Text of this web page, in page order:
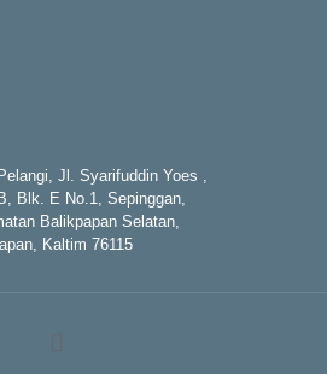
Jl. Syarifuddin Yoes ,
Blk. E No.1, Sepinggan,
Balikpapan Selatan,
Kaltim 76115